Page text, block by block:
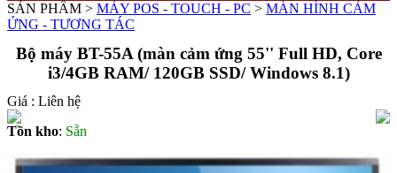
SẢN PHẨM > MÁY POS - TOUCH - PC > MÀN HÌNH CẢM
ỨNG - TƯƠNG TÁC
Bộ máy BT-55A (màn cảm ứng 55'' Full HD, Core
i3/4GB RAM/ 120GB SSD/ Windows 8.1)
Giá : Liên hệ
Tồn kho: Sẵn